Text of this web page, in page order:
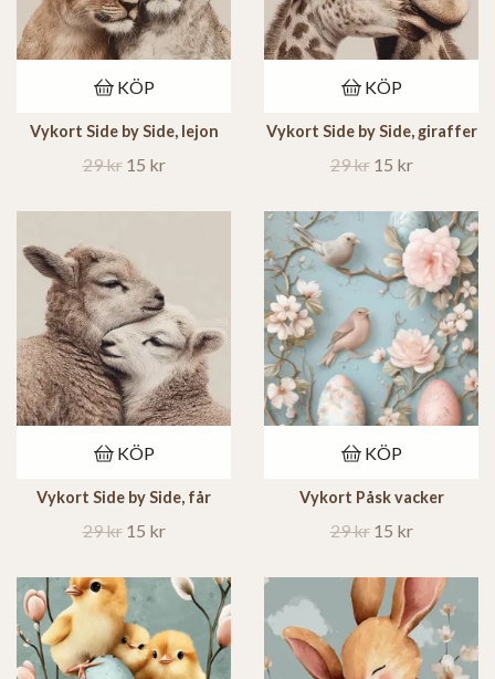
KÖP
Vykort Side by Side, lejon
29 kr 15 kr
KÖP
Vykort Side by Side, giraffer
29 kr 15 kr
KÖP
Vykort Side by Side, får
29 kr 15 kr
KÖP
Vykort Påsk vacker
29 kr 15 kr